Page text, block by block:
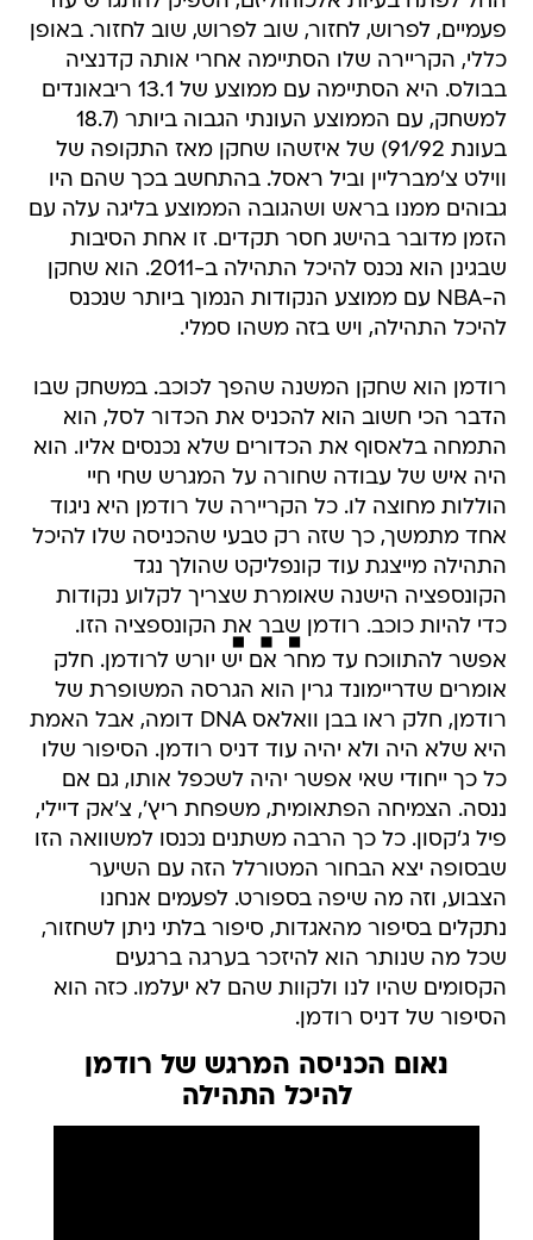
פעמיים, לפרוש, לחזור, שוב לפרוש, שוב לחזור. באופן
כללי, הקריירה שלו הסתיימה אחרי אותה קדנציה
בבולס. היא הסתיימה עם ממוצע של 13.1 ריבאונדים
למשחק, עם הממוצע העונתי הגבוה ביותר (18.7
בעונת 91/92) של איזשהו שחקן מאז התקופה של
ווילט צ'מברליין וביל ראסל. בהתחשב בכך שהם היו
גבוהים ממנו בראש ושהגובה הממוצע בליגה עלה עם
הזמן מדובר בהישג חסר תקדים. זו אחת הסיבות
שבגינן הוא נכנס להיכל התהילה ב-2011. הוא שחקן
ה-NBA עם ממוצע הנקודות הנמוך ביותר שנכנס
להיכל התהילה, ויש בזה משהו סמלי.
רודמן הוא שחקן המשנה שהפך לכוכב. במשחק שבו
הדבר הכי חשוב הוא להכניס את הכדור לסל, הוא
התמחה בלאסוף את הכדורים שלא נכנסים אליו. הוא
היה איש של עבודה שחורה על המגרש שחי חיי
הוללות מחוצה לו. כל הקריירה של רודמן היא ניגוד
אחד מתמשך, כך שזה רק טבעי שהכניסה שלו להיכל
התהילה מייצגת עוד קונפליקט שהולך נגד
הקונספציה הישנה שאומרת שצריך לקלוע נקודות
כדי להיות כוכב. רודמן שבר את הקונספציה הזו.
אפשר להתווכח עד מחר אם יש יורש לרודמן. חלק
אומרים שדריימונד גרין הוא הגרסה המשופרת של
רודמן, חלק ראו בבן וואלאס DNA דומה, אבל האמת
היא שלא היה ולא יהיה עוד דניס רודמן. הסיפור שלו
כל כך ייחודי שאי אפשר יהיה לשכפל אותו, גם אם
ננסה. הצמיחה הפתאומית, משפחת ריץ', צ'אק דיילי,
פיל ג'קסון. כל כך הרבה משתנים נכנסו למשוואה הזו
שבסופה יצא הבחור המטורלל הזה עם השיער
הצבוע, וזה מה שיפה בספורט. לפעמים אנחנו
נתקלים בסיפור מהאגדות, סיפור בלתי ניתן לשחזור,
שכל מה שנותר הוא להיזכר בערגה ברגעים
הקסומים שהיו לנו ולקוות שהם לא יעלמו. כזה הוא
הסיפור של דניס רודמן.
נאום הכניסה המרגש של רודמן
להיכל התהילה